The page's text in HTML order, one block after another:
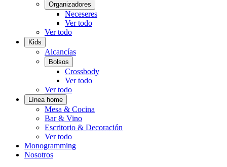
Organizadores
Neceseres
Ver todo
Ver todo
Kids
Alcancías
Bolsos
Crossbody
Ver todo
Ver todo
Línea home
Mesa & Cocina
Bar & Vino
Escritorio & Decoración
Ver todo
Monogramming
Nosotros